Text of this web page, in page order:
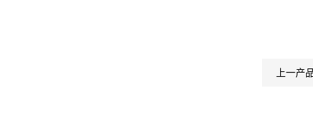
上一产